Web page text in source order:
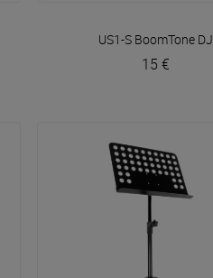
VOIR EN DÉTAIL
US1-S BoomTone DJ
15 €